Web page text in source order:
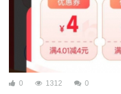
0 1312 0